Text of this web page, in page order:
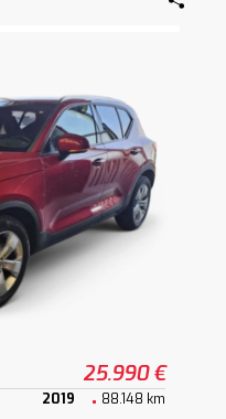
25.990 €
2019 88.148 km